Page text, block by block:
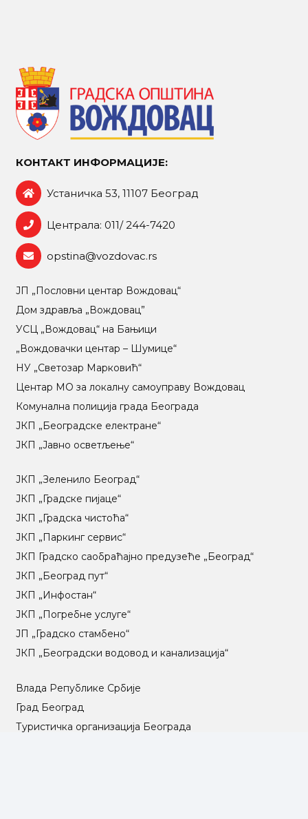
КОНТАКТ ИНФОРМАЦИЈЕ:
Устаничка 53, 11107 Београд
Централа: 011/ 244-7420
opstina@vozdovac.rs
ЈП „Пословни центар Вождовац“
Дом здравља „Вождовац”
УСЦ „Вождовац“ на Бањици
„Вождовачки центар – Шумице“
НУ „Светозар Марковић“
Центар МO за локалну самоуправу Вождовац
Комунална полиција града Београда
ЈКП „Београдске електране“
ЈКП „Јавно осветљење“
ЈКП „Зеленило Београд“
ЈКП „Градске пијаце“
ЈКП „Градска чистоћа“
ЈКП „Паркинг сервис“
ЈКП Градско саобраћајно предузеће „Београд“
ЈКП „Београд пут“
ЈКП „Инфостан“
ЈКП „Погребне услуге“
ЈП „Градско стамбено“
ЈКП „Београдски водовод и канализација“
Влада Републике Србије
Град Београд
Туристичка организација Београда